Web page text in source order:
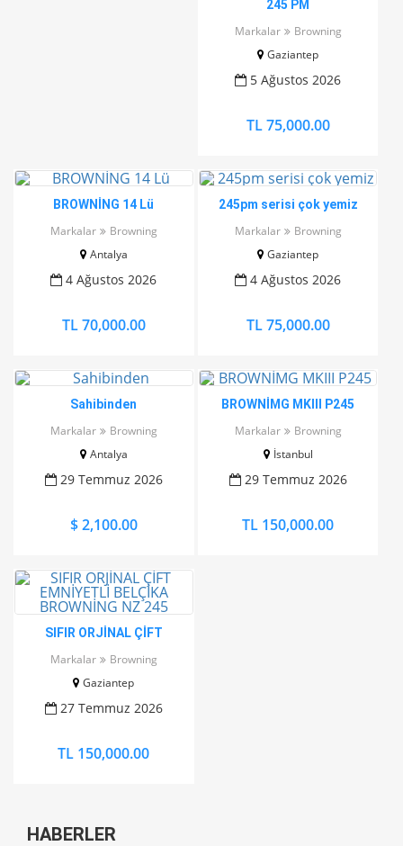
245 PM
Markalar
Browning
Gaziantep
5 Ağustos 2026
TL 75,000.00
BROWNİNG 14 Lü
Markalar
Browning
Antalya
4 Ağustos 2026
TL 70,000.00
245pm serisi çok yemiz
Markalar
Browning
Gaziantep
4 Ağustos 2026
TL 75,000.00
Sahibinden
Markalar
Browning
Antalya
29 Temmuz 2026
$ 2,100.00
BROWNİMG MKIII P245
Markalar
Browning
İstanbul
29 Temmuz 2026
TL 150,000.00
SIFIR ORJİNAL ÇİFT
BROWNİNG NZ 245
Markalar
Browning
Gaziantep
27 Temmuz 2026
TL 150,000.00
HABERLER